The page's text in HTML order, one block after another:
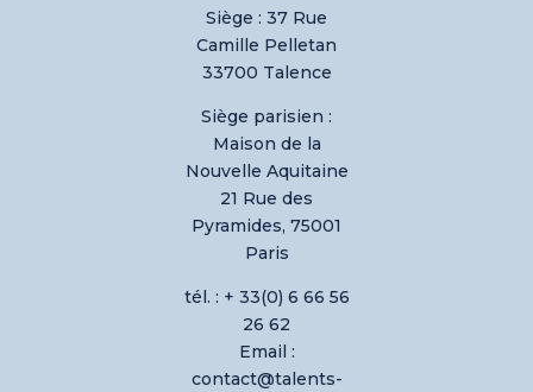
Siège : 37 Rue
Camille Pelletan
33700 Talence
Siège parisien :
Maison de la
Nouvelle Aquitaine
21 Rue des
Pyramides, 75001
Paris
tél. : + 33(0) 6 66 56
26 62
Email :
contact@talents-